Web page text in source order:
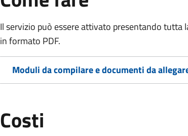
Il servizio può essere attivato presentando
in formato PDF.
Moduli da compilare e documenti da
Costi